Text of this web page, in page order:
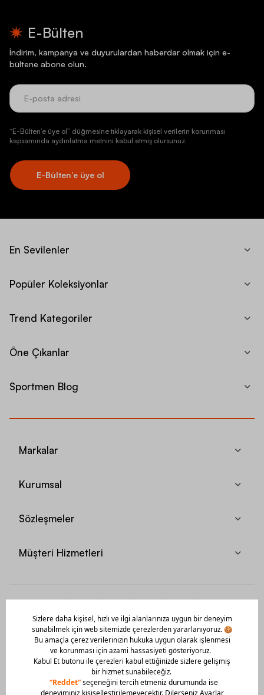
E-Bülten
İndirim, kampanya ve duyurulardan haberdar olmak için e-
bültene abone olun.
“E-Bülten’e üye ol” düğmesine tıklayarak kişisel verilerin korunması
kapsamında aydınlatma metnini kabul etmiş olursunuz.
E-Bülten’e üye ol
En Sevilenler
Popüler Koleksiyonlar
Trend Kategoriler
Öne Çıkanlar
Sportmen Blog
Markalar
Kurumsal
Sözleşmeler
Müşteri Hizmetleri
Mobil Uygulamamızı Hemen İndir!